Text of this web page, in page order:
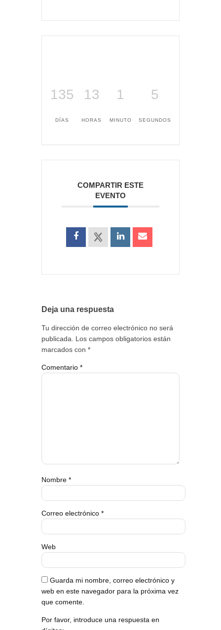
135
DÍAS
13
HORAS
1
MINUTO
5
SEGUNDOS
COMPARTIR ESTE
EVENTO
Deja una respuesta
Tu dirección de correo electrónico no será
publicada. Los campos obligatorios están
marcados con *
Comentario *
Nombre *
Correo electrónico *
Web
Guarda mi nombre, correo electrónico y
web en este navegador para la próxima vez
que comente.
Por favor, introduce una respuesta en